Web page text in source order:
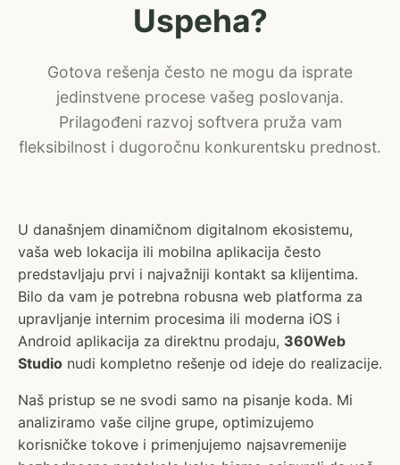
Uspeha?
Gotova rešenja često ne mogu da isprate
jedinstvene procese vašeg poslovanja.
Prilagođeni razvoj softvera pruža vam
fleksibilnost i dugoročnu konkurentsku prednost.
U današnjem dinamičnom digitalnom ekosistemu,
vaša web lokacija ili mobilna aplikacija često
predstavljaju prvi i najvažniji kontakt sa klijentima.
Bilo da vam je potrebna robusna web platforma za
upravljanje internim procesima ili moderna iOS i
Android aplikacija za direktnu prodaju, 360Web
Studio nudi kompletno rešenje od ideje do realizacije.
Naš pristup se ne svodi samo na pisanje koda. Mi
analiziramo vaše ciljne grupe, optimizujemo
korisničke tokove i primenjujemo najsavremenije